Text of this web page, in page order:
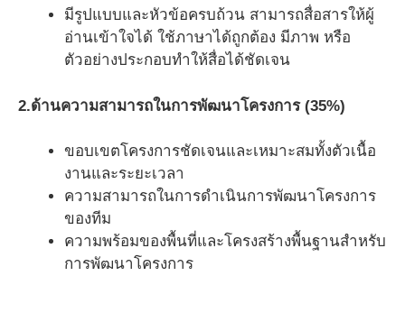
มีรูปแบบและหัวข้อครบถ้วน สามารถสื่อสารให้ผู้
อ่านเข้าใจได้ ใช้ภาษาได้ถูกต้อง มีภาพ หรือ
ตัวอย่างประกอบทำให้สื่อได้ชัดเจน
2.ด้านความสามารถในการพัฒนาโครงการ (35%)
ขอบเขตโครงการชัดเจนและเหมาะสมทั้งตัวเนื้อ
งานและระยะเวลา
ความสามารถในการดำเนินการพัฒนาโครงการ
ของทีม
ความพร้อมของพื้นที่และโครงสร้างพื้นฐานสำหรับ
การพัฒนาโครงการ